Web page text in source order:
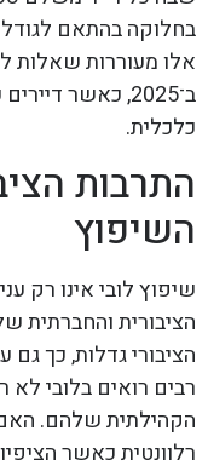
בחלוקה בהתאם לגודל
אלו מעוררות שאלות
ב־2025, כאשר
כלכלית.
התרבות
השיפוץ
שיפוץ לובי אינו רק
הציבורית והחברתית
הציבורי גדלות, כך גם
רבים רואים בלובי
הקהילתית שלהם. האם
רלוונטית כאשר